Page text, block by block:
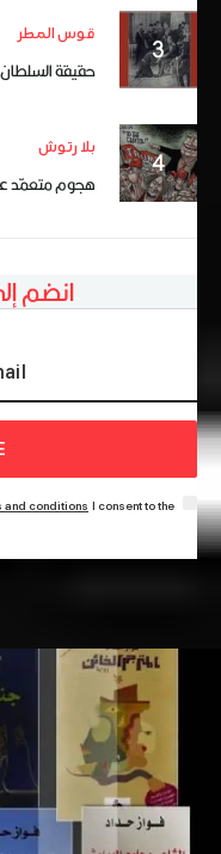
قوس المطر
حقيقة السلطان
بلا رتوش
هجوم متعمّد
انضم
I consent to the
and conditions